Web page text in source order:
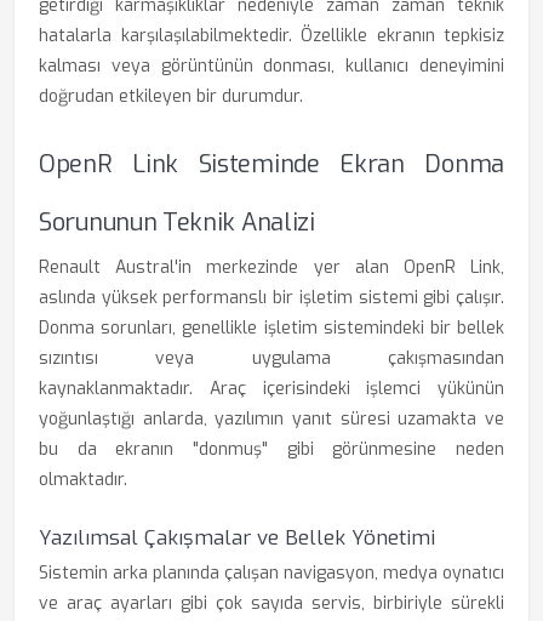
getirdiği karmaşıklıklar nedeniyle zaman zaman teknik
hatalarla karşılaşılabilmektedir. Özellikle ekranın tepkisiz
kalması veya görüntünün donması, kullanıcı deneyimini
doğrudan etkileyen bir durumdur.
OpenR Link Sisteminde Ekran Donma
Sorununun Teknik Analizi
Renault Austral'in merkezinde yer alan OpenR Link,
aslında yüksek performanslı bir işletim sistemi gibi çalışır.
Donma sorunları, genellikle işletim sistemindeki bir bellek
sızıntısı veya uygulama çakışmasından
kaynaklanmaktadır. Araç içerisindeki işlemci yükünün
yoğunlaştığı anlarda, yazılımın yanıt süresi uzamakta ve
bu da ekranın "donmuş" gibi görünmesine neden
olmaktadır.
Yazılımsal Çakışmalar ve Bellek Yönetimi
Sistemin arka planında çalışan navigasyon, medya oynatıcı
ve araç ayarları gibi çok sayıda servis, birbiriyle sürekli